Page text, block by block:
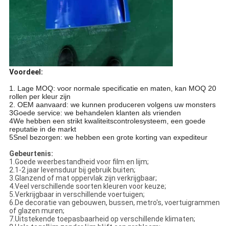
Voordeel:
1. Lage MOQ: voor normale specificatie en maten, kan MOQ 20
rollen per kleur zijn
2. OEM aanvaard: we kunnen produceren volgens uw monsters
3Goede service: we behandelen klanten als vrienden
4We hebben een strikt kwaliteitscontrolesysteem, een goede
reputatie in de markt
5Snel bezorgen: we hebben een grote korting van expediteur
Gebeurtenis:
1.Goede weerbestandheid voor film en lijm;
2.1-2 jaar levensduur bij gebruik buiten;
3.Glanzend of mat oppervlak zijn verkrijgbaar;
4.Veel verschillende soorten kleuren voor keuze;
5.Verkrijgbaar in verschillende voertuigen;
6.De decoratie van gebouwen, bussen, metro's, voertuigrammen
of glazen muren;
7.Uitstekende toepasbaarheid op verschillende klimaten;